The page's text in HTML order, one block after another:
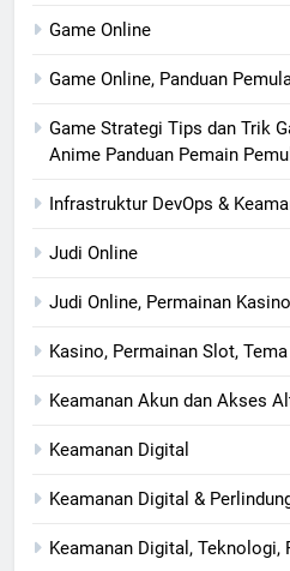
Game Online
Game Online, Panduan
Game Strategi Tips dan Trik
Anime Panduan Pemain
Infrastruktur DevOps &
Judi Online
Judi Online, Permainan
Kasino, Permainan Slot,
Keamanan Akun dan Akses
Keamanan Digital
Keamanan Digital &
Keamanan Digital, Teknologi,